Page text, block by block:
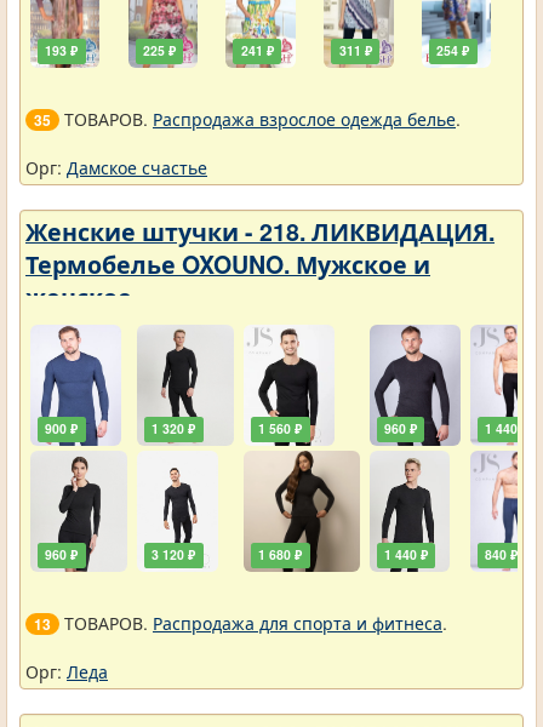
193 ₽ 225 ₽ 241 ₽ 311 ₽ 254 ₽
35 ТОВАРОВ. Распродажа взрослое одежда белье.
Орг: Дамское счастье
Женские штучки - 218. ЛИКВИДАЦИЯ.
Термобелье OXOUNO. Мужское и
женское
900 ₽
960 ₽
1 320 ₽
3 120 ₽
1 560 ₽
1 680 ₽
960 ₽
1 440 ₽
1 440 ₽
840 ₽
13 ТОВАРОВ. Распродажа для спорта и фитнеса.
Орг: Леда